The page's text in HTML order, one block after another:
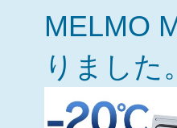
MELMO
りました